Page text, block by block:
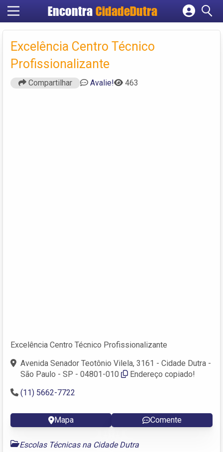
Encontra CidadeDutra
Cadastrar empresa
Criar conta
Excelência Centro Técnico
Profissionalizante
Compartilhar Avalie! 463
Excelência Centro Técnico Profissionalizante
Avenida Senador Teotônio Vilela, 3161 - Cidade Dutra -
São Paulo - SP - 04801-010
Endereço copiado!
(11) 5662-7722
Mapa Comente
Escolas Técnicas na Cidade Dutra